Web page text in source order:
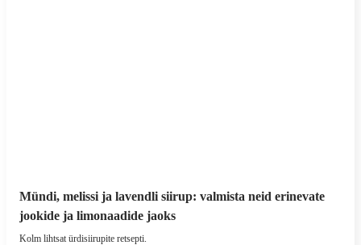
Mündi, melissi ja lavendli siirup: valmista neid erinevate
jookide ja limonaadide jaoks
Kolm lihtsat ürdisiirupite retsepti.